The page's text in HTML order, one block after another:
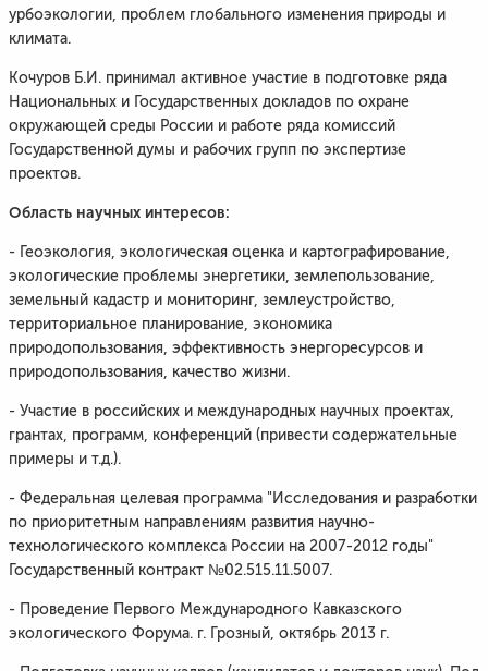
урбоэкологии, проблем глобального изменения природы и
климата.
Кочуров Б.И. принимал активное участие в подготовке ряда
Национальных и Государственных докладов по охране
окружающей среды России и работе ряда комиссий
Государственной думы и рабочих групп по экспертизе
проектов.
Область научных интересов:
- Геоэкология, экологическая оценка и картографирование,
экологические проблемы энергетики, землепользование,
земельный кадастр и мониторинг, землеустройство,
территориальное планирование, экономика
природопользования, эффективность энергоресурсов и
природопользования, качество жизни.
- Участие в российских и международных научных проектах,
грантах, программ, конференций (привести содержательные
примеры и т.д.).
- Федеральная целевая программа "Исследования и разработки
по приоритетным направлениям развития научно-
технологического комплекса России на 2007-2012 годы"
Государственный контракт №02.515.11.5007.
- Проведение Первого Международного Кавказского
экологического Форума. г. Грозный, октябрь 2013 г.